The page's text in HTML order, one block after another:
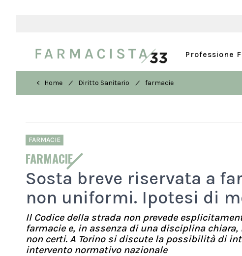
Professione
< Home / Diritto Sanitario / farmacie
FARMACIE
FARMACIE
Sosta breve riservata a
non uniformi. Ipotesi di
Il Codice della strada non prevede
farmacie e, in assenza di una disciplina
non certi. A Torino si discute la possibilità di
intervento normativo nazionale